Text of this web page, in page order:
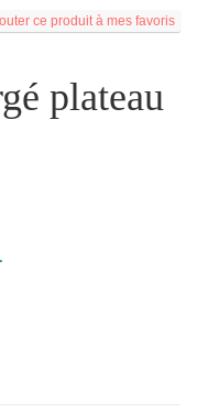
ce produit à mes favoris
plateau